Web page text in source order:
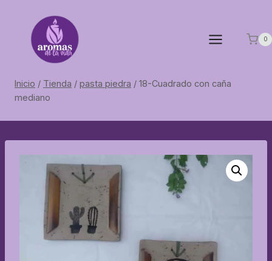
contenido
0
Inicio / Tienda / pasta piedra / 18-Cuadrado con caña
mediano